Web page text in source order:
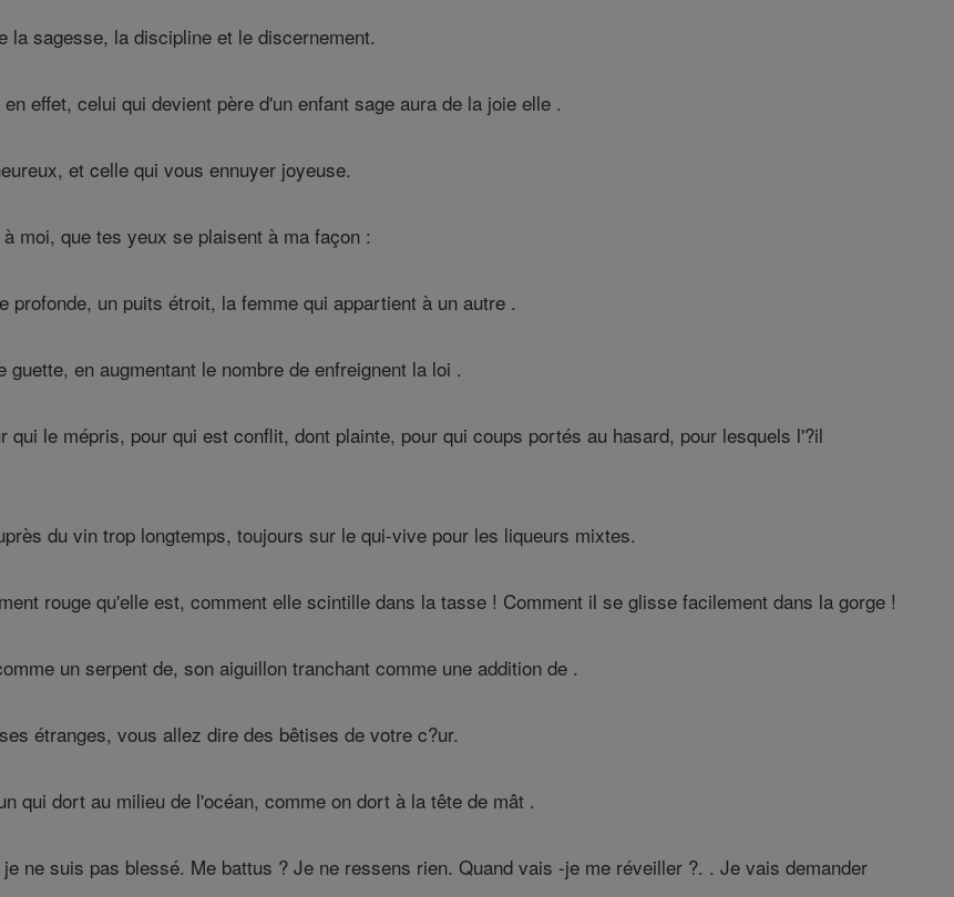
la sagesse, la discipline et le discernement.
effet, celui qui devient père d'un enfant sage aura de la joie elle .
et celle qui vous ennuyer joyeuse.
moi, que tes yeux se plaisent à ma façon :
profonde, un puits étroit, la femme qui appartient à un autre .
guette, en augmentant le nombre de enfreignent la loi .
qui le mépris, pour qui est conflit, dont plainte, pour qui coups portés au hasard, pour lesquels l'?il
du vin trop longtemps, toujours sur le qui-vive pour les liqueurs mixtes.
rouge qu'elle est, comment elle scintille dans la tasse ! Comment il se glisse facilement dans la gorge !
un serpent de, son aiguillon tranchant comme une addition de .
étranges, vous allez dire des bêtises de votre c?ur.
qui dort au milieu de l'océan, comme on dort à la tête de mât .
ne suis pas blessé. Me battus ? Je ne ressens rien. Quand vais -je me réveiller ?. . Je vais demander